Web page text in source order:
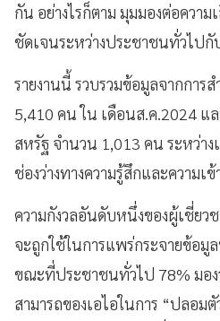
กัน อย่างไรก็ตาม มุมมองต่อควา
ชัดเจนระหว่างประชาชนทั่วไป
รายงานนี้ รวบรวมข้อมูลจากการ
5,410 คน ใน เดือนส.ค.2024 แ
สหรัฐ จำนวน 1,013 คน ระหว่า
ช่องว่างทางความรู้สึกและความเข้
ความกังวลอันดับหนึ่งของผู้เชี่ยว
จะถูกใช้ในการแพร่กระจายข้อมู
ขณะที่ประชาชนทั่วไป 78% มอ
สามารถของเอไอในการ “ปลอม